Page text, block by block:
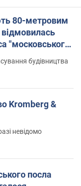
80-метровим
"московського
будівництва
Kromberg &
невідомо
посла